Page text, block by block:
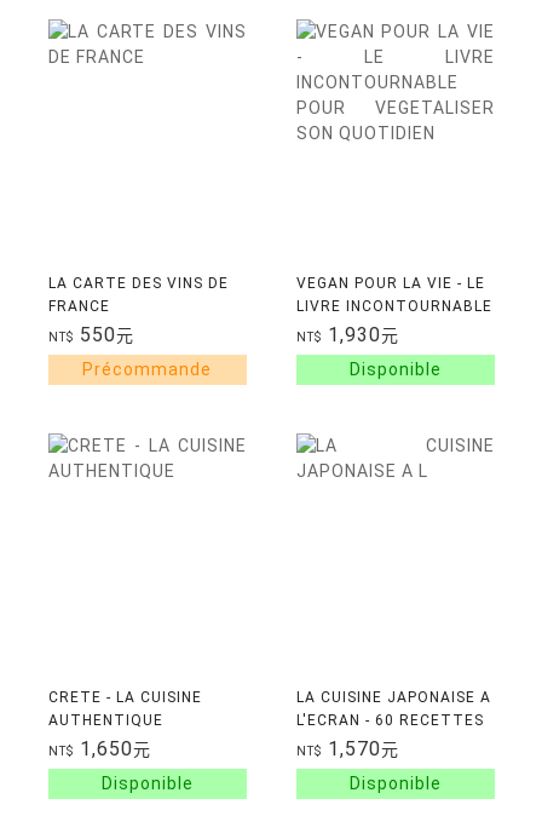
LA CARTE DES VINS DE
FRANCE
NT$ 550元
VEGAN POUR LA VIE - LE
LIVRE INCONTOURNABLE
POUR VEGETALISER SON
QUOTIDIEN
NT$ 1,930元
CRETE - LA CUISINE
AUTHENTIQUE
NT$ 1,650元
LA CUISINE JAPONAISE A
L'ECRAN - 60 RECETTES
CULTE DU STUDIO GHIBLI
A MIDNIGHT DINER
NT$ 1,570元